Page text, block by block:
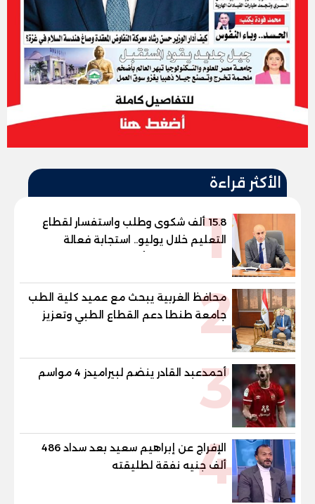
الأكثر قراءة
115.8 ألف شكوى وطلب واستفسار لقطاع
التعليم خلال يوليو.. استجابة فعالة
لشكاوى الطلاب وأولياء الأمور
2
محافظ الغربية يبحث مع عميد كلية الطب
جامعة طنطا دعم القطاع الطبي وتعزيز
الاستفادة من الخبرات الأكاديمية
3
أحمدعبد القادر ينضم لبيراميدز 4 مواسم
4
الإفراج عن إبراهيم سعيد بعد سداد 486
ألف جنيه نفقة لطليقته